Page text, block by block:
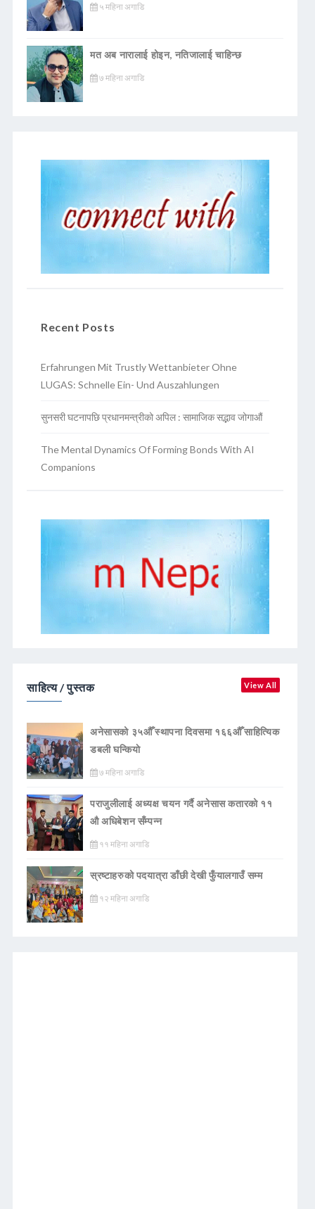
५ महिना अगाडि
मत अब नारालाई होइन, नतिजालाई चाहिन्छ
७ महिना अगाडि
Recent Posts
Erfahrungen Mit Trustly Wettanbieter Ohne
LUGAS: Schnelle Ein- Und Auszahlungen
सुनसरी घटनापछि प्रधानमन्त्रीको अपिल : सामाजिक सद्भाव जोगाऔं
The Mental Dynamics Of Forming Bonds With AI
Companions
साहित्य / पुस्तक View All
अनेसासको ३५औँ स्थापना दिवसमा १६६औँ साहित्यिक
डबली घन्कियाे
७ महिना अगाडि
पराजुलीलाई अध्यक्ष चयन गर्दै अनेसास कतारको ११
औ अधिबेशन सँम्पन्न
११ महिना अगाडि
स्रष्टाहरुको पदयात्रा डाँछी देखी फुँयालगाउँ सम्म
१२ महिना अगाडि